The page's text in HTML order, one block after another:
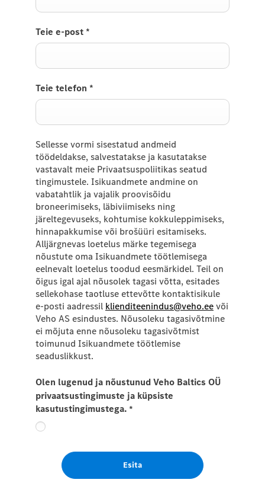
Teie e-post *
Teie telefon *
Sellesse vormi sisestatud andmeid
töödeldakse, salvestatakse ja kasutatakse
vastavalt meie Privaatsuspoliitikas seatud
tingimustele. Isikuandmete andmine on
vabatahtlik ja vajalik proovisõidu
broneerimiseks, läbiviimiseks ning
järeltegevuseks, kohtumise kokkuleppimiseks,
hinnapakkumise või brošüüri esitamiseks.
Alljärgnevas loetelus märke tegemisega
nõustute oma Isikuandmete töötlemisega
eelnevalt loetelus toodud eesmärkidel. Teil on
õigus igal ajal nõusolek tagasi võtta, esitades
sellekohase taotluse ettevõtte kontaktisikule
e-posti aadressil klienditeenindus@veho.eevõi
Veho AS esindustes. Nõusoleku tagasivõtmine
ei mõjuta enne nõusoleku tagasivõtmist
toimunud Isikuandmete töötlemise
seaduslikkust.
Olen lugenud ja nõustunud Veho Baltics OÜ
privaatsustingimuste ja küpsiste
kasutustingimustega. *
Esita